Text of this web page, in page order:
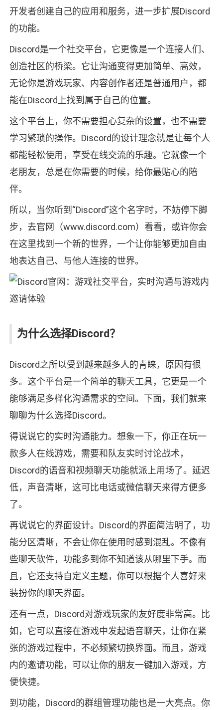
开发者创建自己的应用和服务，进一步扩展Discord
的功能。
Discord是一个社交平台，它更像是一个连接人们、
创造社区的桥梁。它让沟通变得更加简单、高效，
无论你是游戏玩家、内容创作者还是普通用户，都
能在Discord上找到属于自己的位置。
这个平台上，你不需要担心复杂的设置，也不需要
学习繁琐的操作。Discord的设计理念就是让每个人
都能轻松使用，享受在线交流的乐趣。它就像一个
老朋友，总是在你需要的时候，给你最贴心的陪
伴。
所以，当你听到“Discord”这个名字时，不妨停下脚
步，去官网（www.discord.com）看看，或许你会
在这里找到一个新的世界，一个让你能够更加自由
地表达自己、与他人连接的世界。
为什么选择Discord？
Discord之所以受到越来越多人的青睐，原因有很
多。这个平台是一个简单的聊天工具，它更是一个
能够满足多样化沟通需求的空间。下面，我们就来
聊聊为什么选择Discord。
得说说它的实时沟通能力。想象一下，你正在玩一
款多人在线游戏，需要和队友实时讨论战术，
Discord的语音和视频聊天功能就派上用场了。延迟
低，声音清晰，这可比电话或微信聊天来得方便多
了。
再说说它的界面设计。Discord的界面简洁明了，功
能分区清晰，不会让你在使用时感到混乱。不像有
些聊天软件，功能多到你不知道该从哪里下手。而
且，它还支持自定义主题，你可以根据个人喜好来
装扮你的聊天界面。
还有一点，Discord对游戏玩家的友好度非常高。比
如，它可以直接在游戏中发起语音聊天，让你在紧
张的游戏过程中，不必频繁切换界面。而且，游戏
内的邀请功能，可以让你的朋友一键加入游戏，方
便快捷。
到功能，Discord的群组管理功能也是一大亮点。你